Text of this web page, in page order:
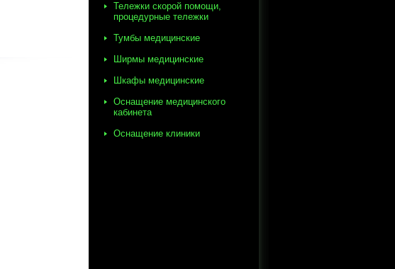
Тележки скорой помощи,
процедурные тележки
Тумбы медицинские
Ширмы медицинские
Шкафы медицинские
Оснащение медицинского
кабинета
Оснащение клиники